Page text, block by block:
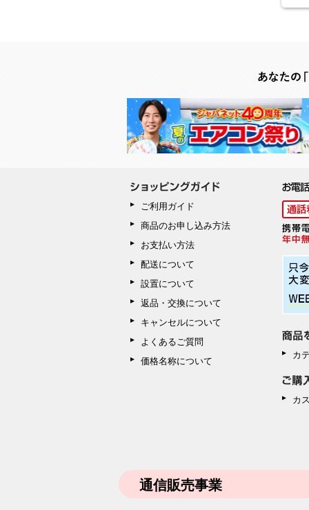
ご利用ガイド
商品のお申し込み方法
お支払い方法
配送について
設置について
返品・交換について
キャンセルについて
よくあるご質問
価格名称について
カ
カ
通信販売事業